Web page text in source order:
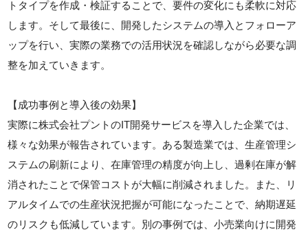
トタイプを作成・検証することで、要件の変化にも柔軟に対応
します。そして最後に、開発したシステムの導入とフォローア
ップを行い、実際の業務での活用状況を確認しながら必要な調
整を加えていきます。
【成功事例と導入後の効果】
実際に株式会社プントのIT開発サービスを導入した企業では、
様々な効果が報告されています。ある製造業では、生産管理シ
ステムの刷新により、在庫管理の精度が向上し、過剰在庫が解
消されたことで保管コストが大幅に削減されました。また、リ
アルタイムでの生産状況把握が可能になったことで、納期遅延
のリスクも低減しています。別の事例では、小売業向けに開発